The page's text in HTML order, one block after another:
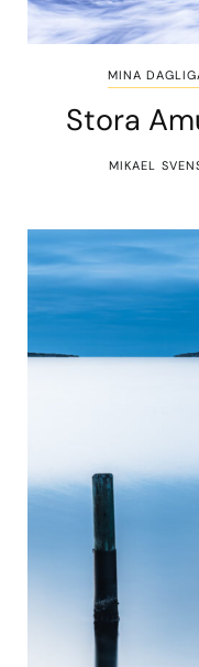
MINA
Stora
MIKAEL